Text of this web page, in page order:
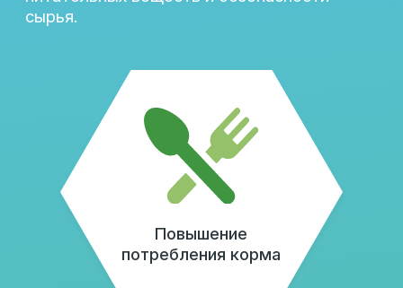
кослотосвязывающая
способность
Высокая концентрация